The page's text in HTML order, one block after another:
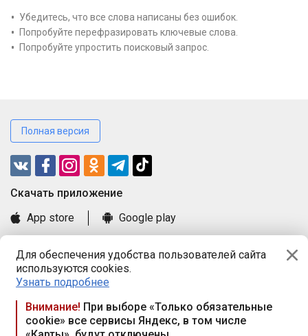
Для обеспечения удобства пользователей сайта
используются cookies.
Узнать подробнее
Внимание! При выборе «Только обязательные
cookie» все сервисы Яндекс, в том числе
Убедитесь, что все слова написаны без ошибок.
Попробуйте перефразировать ключевые слова.
Попробуйте упростить поисковый запрос.
Полная версия
Cкачать приложение
App store
Google play
Книга замечаний и предложений
Правила и документы
Praca.by © 2000—2026, ООО «ПРАЦА БАЙ»
Республика Беларусь, 220114, г. Минск, пр-т Независимости
117а, пом. № 9.